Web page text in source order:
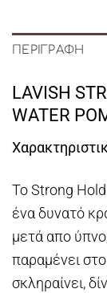
ΠΕΡΙΓΡΑΦΉ
LAVISH
WATER
Το Strong
ένα δυνατό
μετά απο
παραμένει
σκληραίνει,